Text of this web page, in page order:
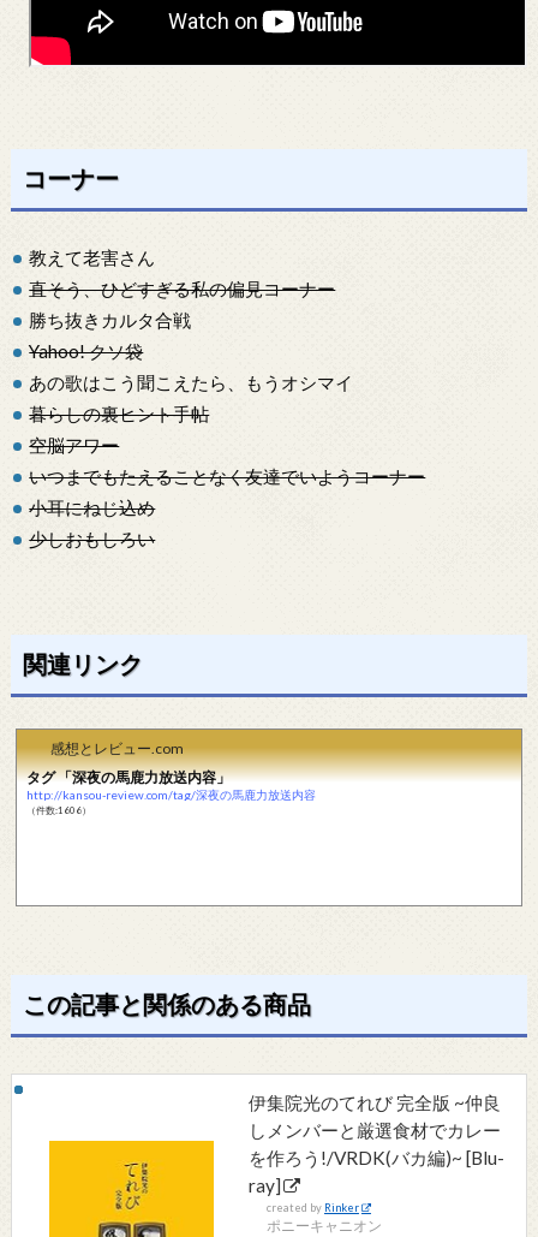
コーナー
教えて老害さん
直そう、ひどすぎる私の偏見コーナー
勝ち抜きカルタ合戦
Yahoo! クソ袋
あの歌はこう聞こえたら、もうオシマイ
暮らしの裏ヒント手帖
空脳アワー
いつまでもたえることなく友達でいようコーナー
小耳にねじ込め
少しおもしろい
関連リンク
感想とレビュー.com
タグ 「深夜の馬鹿力放送内容」
http://kansou-review.com/tag/深夜の馬鹿力放送内容
（件数:1606）
この記事と関係のある商品
伊集院光のてれび 完全版 ~仲良
しメンバーと厳選食材でカレー
を作ろう!/VRDK(バカ編)~ [Blu-
ray]
created by Rinker
ポニーキャニオン